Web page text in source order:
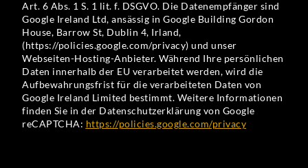
Art. 6 Abs. 1 S. 1 lit. f. DSGVO. Die Datenempfänger sind
Google Ireland Ltd, ansässig in Google Building Gordon
House, Barrow St, Dublin 4, Irland,
(https://policies.google.com/privacy) und unser
Webseiten-Hosting-Anbieter. Während Ihre persönlichen
Daten innerhalb der EU verarbeitet werden, wird die
Aufbewahrungsfrist für die verarbeiteten Daten von
Google Ireland Limited bestimmt. Weitere Informationen
finden Sie in der Datenschutzerklärung von Google
reCAPTCHA: https://policies.google.com/privacy